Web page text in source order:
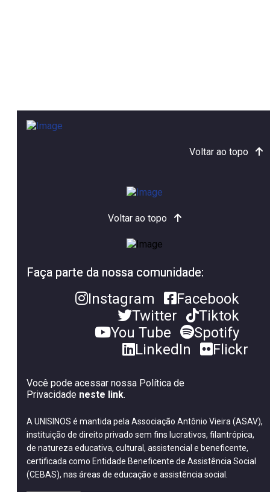
Voltar ao topo
Voltar ao topo
Faça parte da nossa comunidade:
Instagram
Facebook
Twitter
Tiktok
You Tube
Spotify
LinkedIn
Flickr
Você pode acessar nossa Política de
Privacidade neste link.
A UNISINOS é mantida pela Associação Antônio Vieira (ASAV),
instituição de direito privado sem fins lucrativos, filantrópica,
de natureza educativa, cultural, assistencial e beneficente,
certificada como Entidade Beneficente de Assistência Social
(CEBAS), nas áreas de educação e assistência social.